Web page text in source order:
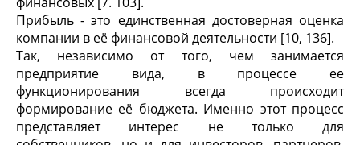
Прибыль - это единственная достоверная оценка
компании в её финансовой деятельности [10, 136].
Так, независимо от того, чем занимается
предприятие вида, в процессе ее
функционирования всегда происходит
формирование её бюджета. Именно этот процесс
представляет интерес не только для